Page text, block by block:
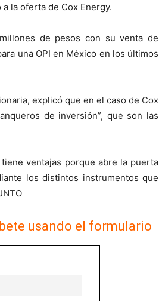
la oferta de Cox Energy.
de pesos con su venta de
una OPI en México en los últimos
explicó que en el caso de Cox
de inversión”, que son las
ventajas porque abre la puerta
los distintos instrumentos que
usando el formulario